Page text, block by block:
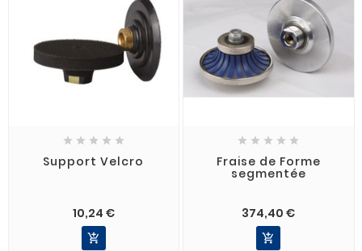
    
Support Velcro
10,24 €

    
Fraise de Forme
segmentée
374,40 €
